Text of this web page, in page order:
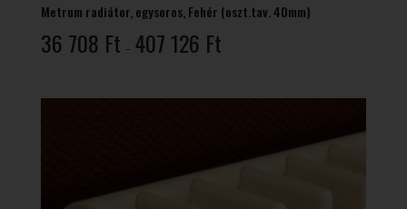
Metrum radiátor, egysoros, Fehér (oszt.tav. 40mm)
36 708 Ft – 407 126 Ft36
-